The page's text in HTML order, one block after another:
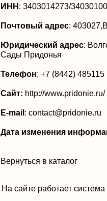
ИНН: 3403014273/
Почтовый адрес:
Юридический адрес:
Сады Придонья
Телефон: +7 (8442) 485115
Сайт: http://www.pridonie.ru/
E-mail: contact@pridonie.ru
Дата изменения
Вернуться в каталог
На сайте работает